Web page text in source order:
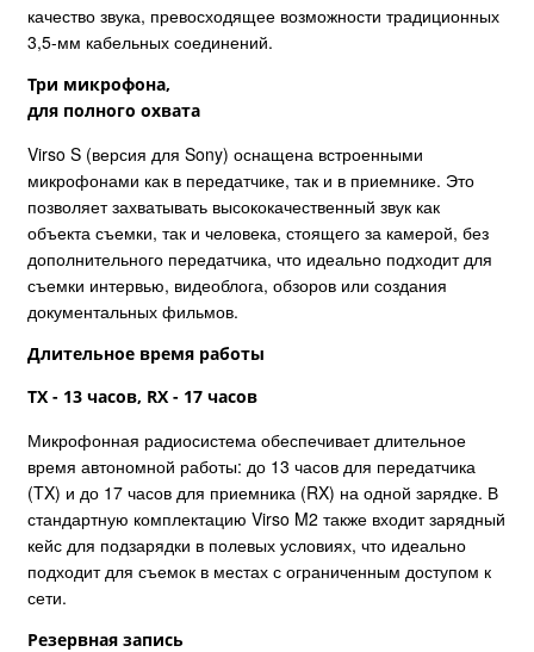
качество звука, превосходящее возможности традиционных
3,5-мм кабельных соединений.
Три микрофона,
для полного охвата
Virso S (версия для Sony) оснащена встроенными
микрофонами как в передатчике, так и в приемнике. Это
позволяет захватывать высококачественный звук как
объекта съемки, так и человека, стоящего за камерой, без
дополнительного передатчика, что идеально подходит для
съемки интервью, видеоблога, обзоров или создания
документальных фильмов.
Длительное время работы
TX - 13 часов, RX - 17 часов
Микрофонная радиосистема обеспечивает длительное
время автономной работы: до 13 часов для передатчика
(TX) и до 17 часов для приемника (RX) на одной зарядке. В
стандартную комплектацию Virso M2 также входит зарядный
кейс для подзарядки в полевых условиях, что идеально
подходит для съемок в местах с ограниченным доступом к
сети.
Резервная запись